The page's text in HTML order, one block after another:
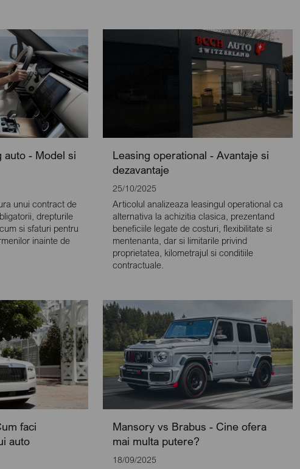
auto - Model si
unui contract de
drepturile
si sfaturi pentru
inainte de
Leasing operational - Avantaje si
dezavantaje
25/10/2025
Articolul analizeaza leasingul operational ca
alternativa la achizitia clasica, prezentand
beneficiile legate de costuri, flexibilitate si
mentenanta, dar si limitarile privind
proprietatea, kilometrajul si conditiile
contractuale.
faci
auto
Mansory vs Brabus - Cine ofera
mai multa putere?
18/09/2025